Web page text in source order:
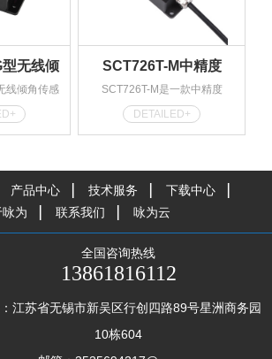
选择···
无线倾
线倾角传感
通信原理为
义协议、
详见手册
SCT726T-M中精度
MODBUS型倾角传感器
SCT726T-M是一款中精度
MODBUS型双轴倾角传感器，精
RTU型，通信硬件默认为RS485
型， 特别适合与PLC、触摸屏之
DETAILED+
产品中心 技术服务
下载中心
咏为
联系我们 咏为云
全国咨询热线
13861816112
江苏省无锡市新吴区行创四路89号星洲商务园
10栋604